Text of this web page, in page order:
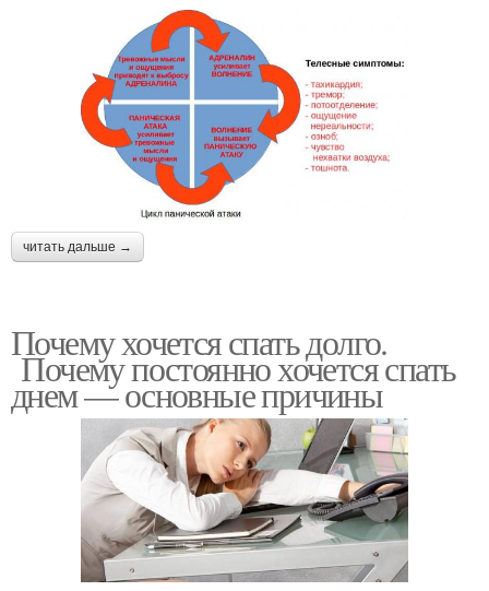
читать дальше →
Почему хочется спать долго.
Почему постоянно хочется спать
днем — основные причины